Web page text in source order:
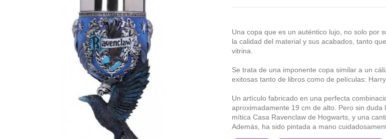
Una copa que es un auténtico lujo, no solo por
la calidad del material y sus acabados, tanto
vitrina.
Se trata de una imponente copa similar a un
exitosas tanto de libros como de películas: Harry
Un artículo fabricado en una perfecta
aproximadamente 19 cm de alto. Pero sin
mítica Casa Ravenclaw de Hogwarts, y una
Además, ha sido pintada a mano